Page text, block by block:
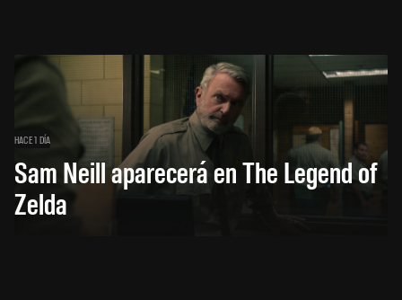
HACE 1 DÍA
Sam Neill aparecerá en The Legend of
Zelda